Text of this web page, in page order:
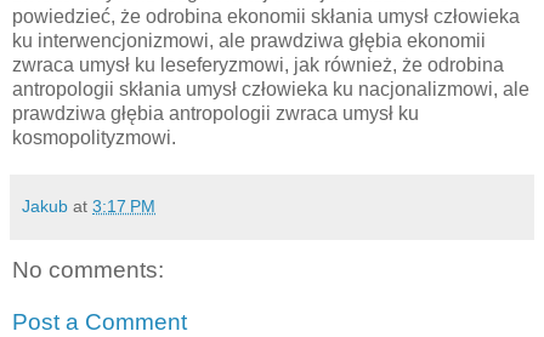
powiedzieć, że odrobina ekonomii skłania umysł człowieka
ku interwencjonizmowi, ale prawdziwa głębia ekonomii
zwraca umysł ku leseferyzmowi, jak również, że odrobina
antropologii skłania umysł człowieka ku nacjonalizmowi, ale
prawdziwa głębia antropologii zwraca umysł ku
kosmopolityzmowi.
Jakub at 3:17 PM
No comments:
Post a Comment